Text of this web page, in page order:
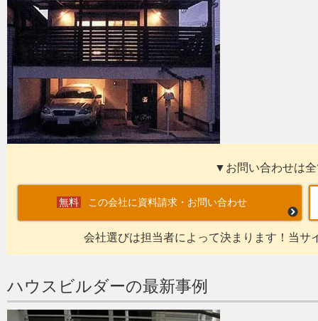
▼お問い合わせは
この会社に資料請求・お問い合わせ
会社選びは担当者によって決まります！当サ
ハウスビルダーの最新事例